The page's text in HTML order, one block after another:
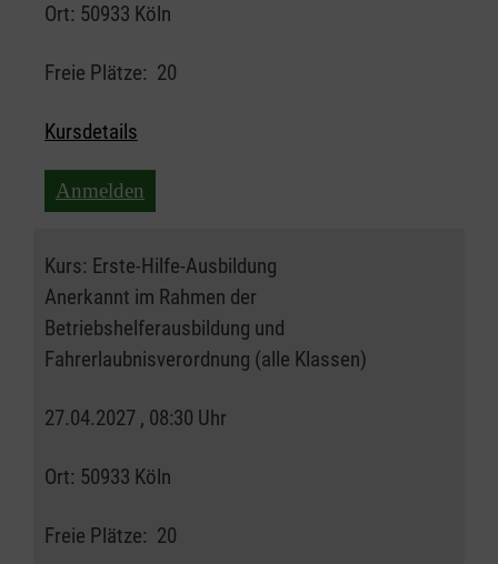
Ort: 50933 Köln
Freie Plätze: 20
Kursdetails
Anmelden
Kurs: Erste-Hilfe-Ausbildung
Anerkannt im Rahmen der
Betriebshelferausbildung und
Fahrerlaubnisverordnung (alle Klassen)
27.04.2027 , 08:30 Uhr
Ort: 50933 Köln
Freie Plätze: 20